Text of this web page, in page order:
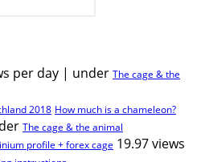
per day | under The cage & the
How much is a chameleon?
The cage & the animal
profile + forex cage 19.97 views